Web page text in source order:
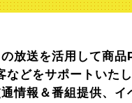
ブ
放送を活用して商品
などをサポートいたし
情報＆番組提供、イ